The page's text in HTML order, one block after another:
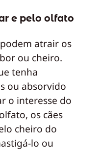
e pelo olfato
atrair os
ou cheiro.
tenha
ou absorvido
o interesse do
os cães
cheiro do
lo ou